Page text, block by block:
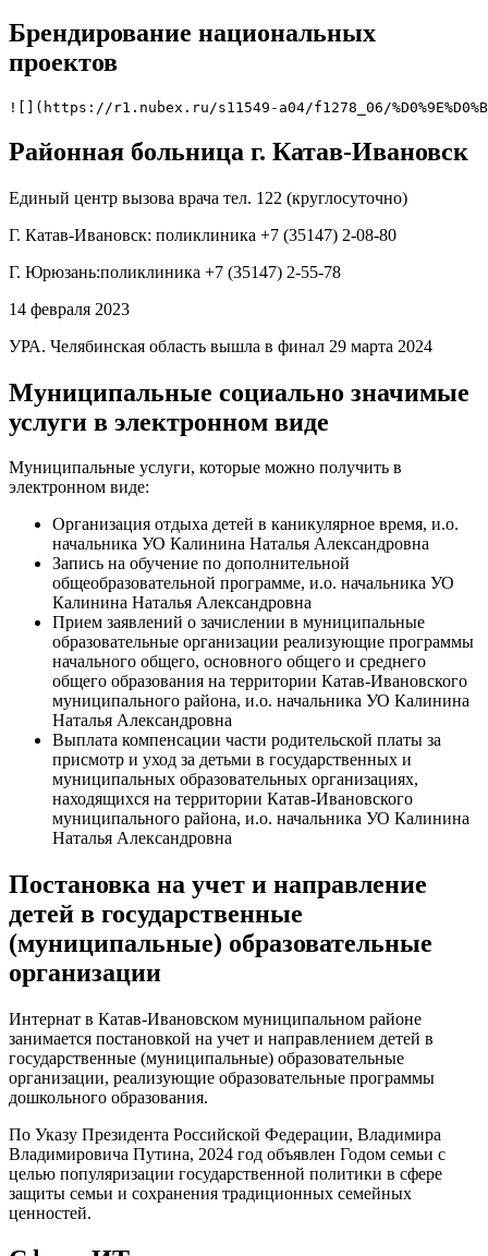
Брендирование национальных
проектов
![](https://r1.nubex.ru/s11549-a04/f1278_06/
Районная больница г. Катав-Ивановск
Единый центр вызова врача тел. 122 (круглосуточно)
Г. Катав-Ивановск: поликлиника +7 (35147) 2-08-80
Г. Юрюзань:поликлиника +7 (35147) 2-55-78
14 февраля 2023
УРА. Челябинская область вышла в финал 29 марта 2024
Муниципальные социально значимые
услуги в электронном виде
Муниципальные услуги, которые можно получить в
электронном виде:
Организация отдыха детей в каникулярное время, и.о.
начальника УО Калинина Наталья Александровна
Запись на обучение по дополнительной
общеобразовательной программе, и.о. начальника УО
Калинина Наталья Александровна
Прием заявлений о зачислении в муниципальные
образовательные организации реализующие программы
начального общего, основного общего и среднего
общего образования на территории Катав-Ивановского
муниципального района, и.о. начальника УО Калинина
Наталья Александровна
Выплата компенсации части родительской платы за
присмотр и уход за детьми в государственных и
муниципальных образовательных организациях,
находящихся на территории Катав-Ивановского
муниципального района, и.о. начальника УО Калинина
Наталья Александровна
Постановка на учет и направление
детей в государственные
(муниципальные) образовательные
организации
Интернат в Катав-Ивановском муниципальном районе
занимается постановкой на учет и направлением детей в
государственные (муниципальные) образовательные
организации, реализующие образовательные программы
дошкольного образования.
По Указу Президента Российской Федерации, Владимира
Владимировича Путина, 2024 год объявлен Годом семьи с
целью популяризации государственной политики в сфере
защиты семьи и сохранения традиционных семейных
ценностей.